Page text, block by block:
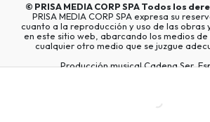
© PRISA MEDIA CORP SPATodos los
PRISA MEDIA CORP SPA expresa su
cuanto a la reproducción y uso de las obras
en este sitio web, abarcando los medios
cualquier otro medio que se juzgue
Producción musical Cadena Ser,